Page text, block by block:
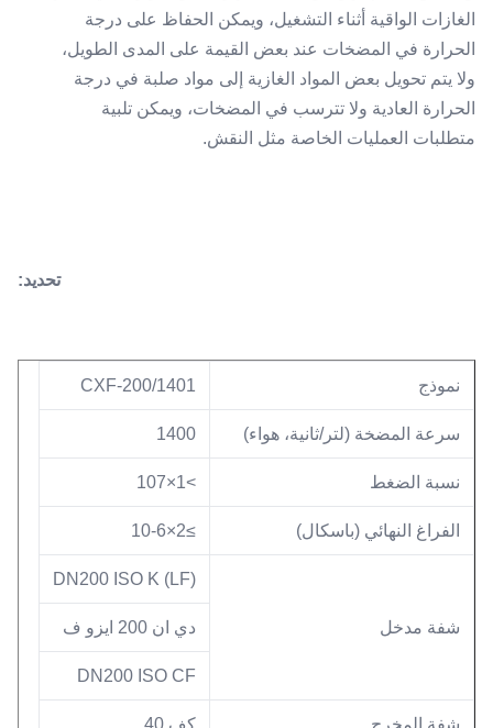
الغازات الواقية أثناء التشغيل، ويمكن الحفاظ على درجة
الحرارة في المضخات عند بعض القيمة على المدى الطويل،
ولا يتم تحويل بعض المواد الغازية إلى مواد صلبة في درجة
الحرارة العادية ولا تترسب في المضخات، ويمكن تلبية
متطلبات العمليات الخاصة مثل النقش.
تحديد:
نموذج CXF-200/1401
سرعة المضخة (لتر/ثانية، هواء) 1400
نسبة الضغط >1×107
الفراغ النهائي (باسكال) ≥2×10-6
شفة مدخل
DN200 ISO K (LF)
دي ان 200 ايزو ف
DN200 ISO CF
شفة المخرج كف 40